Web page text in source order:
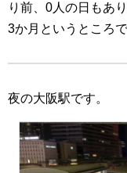
り前、0人の日もあ
3か月というところで
夜の大阪駅です。